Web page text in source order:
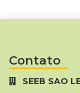
Contato
SEEB SAO